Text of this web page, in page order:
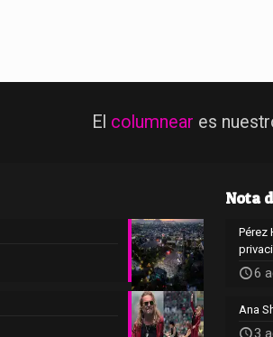
El columnear es
Nota
Pérez
6
Ana
3